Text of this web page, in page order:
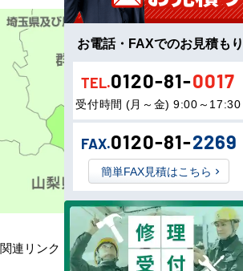
関連リンク： TOPページヘ 埼玉県
お電話・FAXでのお見積もり
TEL.0120-81-0017
受付時間 (月～金) 9:00～17:30
FAX.0120-81-2269
簡単FAX見積はこちら